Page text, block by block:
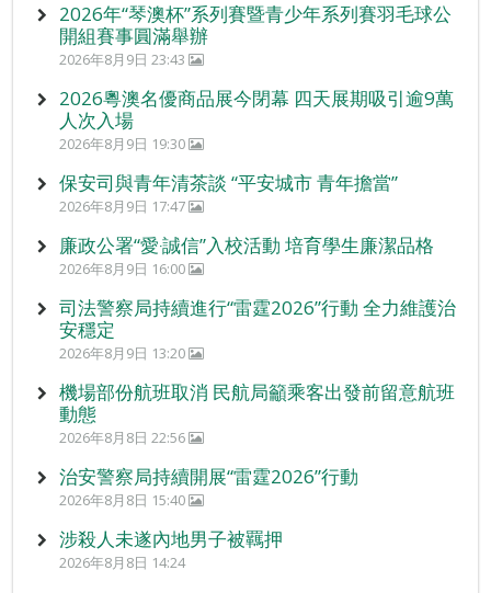
2026年“琴澳杯”系列賽暨青少年系列賽羽毛球公
開組賽事圓滿舉辦
2026年8月9日 23:43
2026粵澳名優商品展今閉幕 四天展期吸引逾9萬
人次入場
2026年8月9日 19:30
保安司與青年清茶談 “平安城市 青年擔當”
2026年8月9日 17:47
廉政公署“愛‧誠信”入校活動 培育學生廉潔品格
2026年8月9日 16:00
司法警察局持續進行“雷霆2026”行動 全力維護治
安穩定
2026年8月9日 13:20
機場部份航班取消 民航局籲乘客出發前留意航班
動態
2026年8月8日 22:56
治安警察局持續開展“雷霆2026”行動
2026年8月8日 15:40
涉殺人未遂內地男子被羈押
2026年8月8日 14:24